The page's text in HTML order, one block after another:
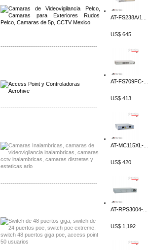
-------------------------------------------------
-------------------------------------------------
-------------------------------------------------
AT-FS238A/1...
US$ 645
AT-FS709FC-...
US$ 413
AT-MC115XL-...
US$ 420
AT-RPS3004-...
US$ 1,192